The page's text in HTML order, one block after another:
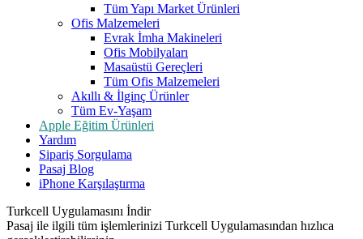
Tüm Yapı Market Ürünleri
Ofis Malzemeleri
Evrak İmha Makineleri
Ofis Mobilyaları
Masaüstü Gereçleri
Tüm Ofis Malzemeleri
Akıllı & İlginç Ürünler
Tüm Ev-Yaşam
Apple Eğitim Ürünleri
Yardım
Sipariş Sorgulama
Pasaj Blog
iPhone Karşılaştırma
Turkcell Uygulamasını İndir
Pasaj ile ilgili tüm işlemlerinizi Turkcell Uygulamasından hızlıca